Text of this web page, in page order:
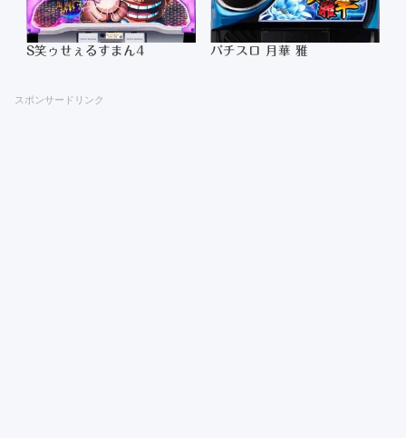
S笑ゥせぇるすまん4 パチスロ 月華 雅
スポンサードリンク